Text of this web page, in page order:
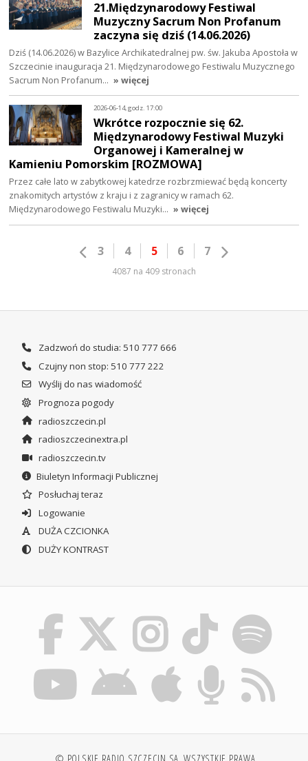
21.Międzynarodowy Festiwal
Muzyczny Sacrum Non Profanum
zaczyna się dziś (14.06.2026)
Dziś (14.06.2026) w Bazylice Archikatedralnej pw. św. Jakuba Apostoła w
Szczecinie inauguracja 21. Międzynarodowego Festiwalu Muzycznego
Sacrum Non Profanum… » więcej
2026-06-14, godz. 17:00
Wkrótce rozpocznie się 62.
Międzynarodowy Festiwal Muzyki
Organowej i Kameralnej w
Kamieniu Pomorskim [ROZMOWA]
Przez całe lato w zabytkowej katedrze rozbrzmiewać będą koncerty
znakomitych artystów z kraju i z zagranicy w ramach 62.
Międzynarodowego Festiwalu Muzyki… » więcej
3 4 5 6 7
4087 na 409 stronach
Zadzwoń do studia: 510 777 666
Czujny non stop: 510 777 222
Wyślij do nas wiadomość
Prognoza pogody
radioszczecin.pl
radioszczecinextra.pl
radioszczecin.tv
Biuletyn Informacji Publicznej
Posłuchaj teraz
Logowanie
DUŻA CZCIONKA
DUŻY KONTRAST